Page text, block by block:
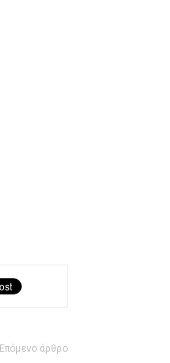
Επόμενο άρθρο